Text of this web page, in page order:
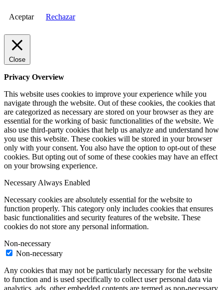
Aceptar Rechazar
Close
Privacy Overview
This website uses cookies to improve your experience while you
navigate through the website. Out of these cookies, the cookies that
are categorized as necessary are stored on your browser as they are
essential for the working of basic functionalities of the website. We
also use third-party cookies that help us analyze and understand how
you use this website. These cookies will be stored in your browser
only with your consent. You also have the option to opt-out of these
cookies. But opting out of some of these cookies may have an effect
on your browsing experience.
NecessaryAlways Enabled
Necessary cookies are absolutely essential for the website to
function properly. This category only includes cookies that ensures
basic functionalities and security features of the website. These
cookies do not store any personal information.
Non-necessary
Non-necessary
Any cookies that may not be particularly necessary for the website
to function and is used specifically to collect user personal data via